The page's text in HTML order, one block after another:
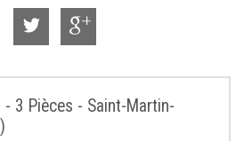
- 3 Pièces - Saint-Martin-